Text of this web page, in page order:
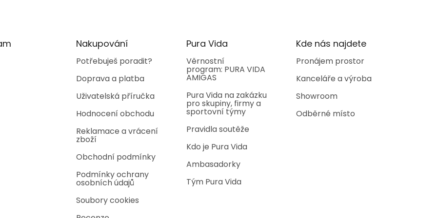
Nakupování
Potřebuješ poradit?
Doprava a platba
Uživatelská příručka
Hodnocení obchodu
Reklamace a vrácení
zboží
Obchodní podmínky
Podmínky ochrany
osobních údajů
Soubory cookies
Pura Vida
Věrnostní
program: PURA VIDA
AMIGAS
Pura Vida na zakázku
pro skupiny, firmy a
sportovní týmy
Pravidla soutěže
Kdo je Pura Vida
Ambasadorky
Tým Pura Vida
Kde nás najdete
Pronájem prostor
Kanceláře a výroba
Showroom
Odběrné místo